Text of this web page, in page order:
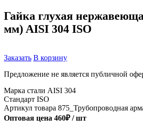
Гайка глухая
мм) AISI 304 ISO
Заказать В корзину
Предложение не является публичной
Марка стали AISI 304
Стандарт ISO
Артикул товара 875_Трубопроводная
Оптовая цена 460₽ /шт